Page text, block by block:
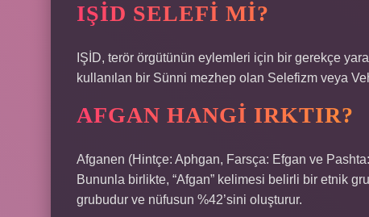
IŞİD SELEFI MI?
IŞİD, terör örgütünün eylemleri için bir gerekçe
kullanılan bir Sünni mezhep olan Selefizm veya
AFGAN HANGI IRKTIR?
Afganen (Hintçe: Aphgan, Farsça: Efgan ve
Bununla birlikte, “Afgan” kelimesi belirli bir etnik
grubudur ve nüfusun %42’sini oluşturur.